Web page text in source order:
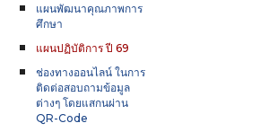
แผนพัฒนาคุณภาพการ
ศึกษา
แผนปฏิบัติการ ปี 69
ช่องทางออนไลน์ ในการ
ติดต่อสอบถามข้อมูล
ต่างๆ โดยแสกนผ่าน
QR-Code